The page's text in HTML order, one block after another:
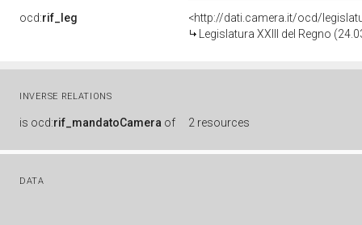
ocd:rif_leg
<http://dati.camera.it/ocd/
Legislatura XXIII del Regno
INVERSE RELATIONS
is ocd:rif_mandatoCamera of 2 resources
DATA